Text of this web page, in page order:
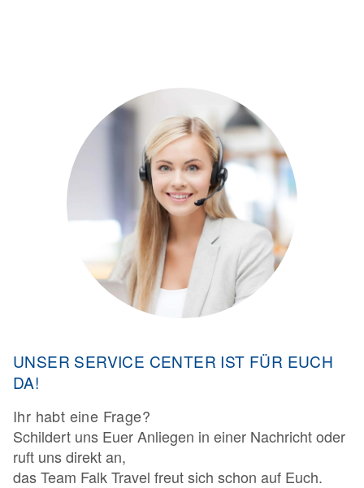
UNSER SERVICE CENTER IST FÜR EUCH
DA!
Ihr habt eine Frage?
Schildert uns Euer Anliegen in einer Nachricht oder
ruft uns direkt an,
das Team Falk Travel freut sich schon auf Euch.